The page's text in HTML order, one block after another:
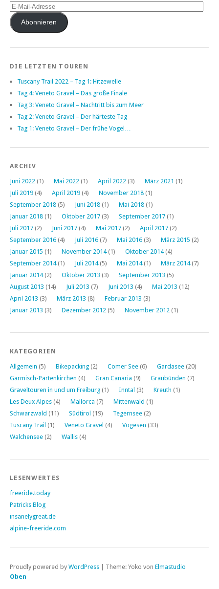
E-
Mail-
AdresseAbonnieren
DIE LETZTEN TOUREN
Tuscany Trail 2022 – Tag 1: Hitzewelle
Tag 4: Veneto Gravel – Das große Finale
Tag 3: Veneto Gravel – Nachtritt bis zum Meer
Tag 2: Veneto Gravel – Der härteste Tag
Tag 1: Veneto Gravel – Der frühe Vogel…
ARCHIV
Juni 2022 (1) Mai 2022 (1) April 2022 (3) März 2021 (1)
Juli 2019 (4) April 2019 (4) November 2018 (1)
September 2018 (5) Juni 2018 (1) Mai 2018 (1)
Januar 2018 (1) Oktober 2017 (3) September 2017 (1)
Juli 2017 (2) Juni 2017 (4) Mai 2017 (2) April 2017 (2)
September 2016 (4) Juli 2016 (7) Mai 2016 (3) März 2015 (2)
Januar 2015 (1) November 2014(1) Oktober 2014(4)
September 2014(1) Juli 2014(5) Mai 2014(1) März 2014(7)
Januar 2014(2) Oktober 2013 (3) September 2013 (5)
August 2013 (14) Juli 2013 (7) Juni 2013 (4) Mai 2013 (12)
April 2013 (3) März 2013 (8) Februar 2013 (3)
Januar 2013 (3) Dezember 2012 (5) November 2012 (1)
KATEGORIEN
Allgemein (5) Bikepacking (2) Comer See (6) Gardasee (20)
Garmisch-Partenkirchen (4) Gran Canaria (9) Graubünden (7)
Graveltouren in und um Freiburg (1) Inntal (3) Kreuth (1)
Les Deux Alpes (4) Mallorca (7) Mittenwald (1)
Schwarzwald (11) Südtirol (19) Tegernsee (2)
Tuscany Trail (1) Veneto Gravel (4) Vogesen (33)
Walchensee (2) Wallis (4)
LESENWERTES
freeride.today
Patricks Blog
insanelygreat.de
alpine-freeride.com
Proudly powered by WordPress Theme: Yoko von Elmastudio
Oben